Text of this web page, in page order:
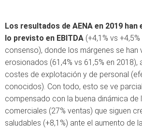
Los resultados de AENA en 2019 han
lo previsto en EBITDA (+4,1% vs
consenso), donde los márgenes se han
erosionados (61,4% vs 61,5% en 2018),
costes de explotación y de personal
conocidos). Con todo, esto se ve
compensado con la buena dinámica de
comerciales (27% ventas) que siguen
saludables (+8,1%) ante el aumento de